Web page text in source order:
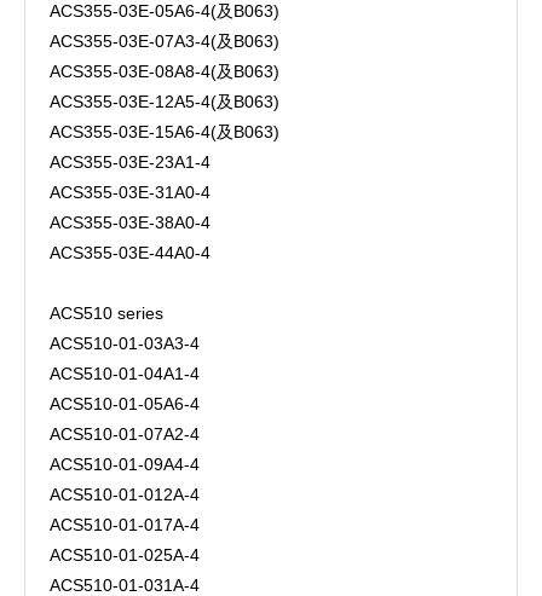
ACS355-03E-05A6-4(及B063)
ACS355-03E-07A3-4(及B063)
ACS355-03E-08A8-4(及B063)
ACS355-03E-12A5-4(及B063)
ACS355-03E-15A6-4(及B063)
ACS355-03E-23A1-4
ACS355-03E-31A0-4
ACS355-03E-38A0-4
ACS355-03E-44A0-4
ACS510 series
ACS510-01-03A3-4
ACS510-01-04A1-4
ACS510-01-05A6-4
ACS510-01-07A2-4
ACS510-01-09A4-4
ACS510-01-012A-4
ACS510-01-017A-4
ACS510-01-025A-4
ACS510-01-031A-4